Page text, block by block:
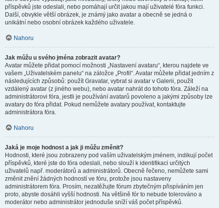
příspěvků jste odeslali, nebo pomáhají určit jakou mají uživatelé fóra funkci.
Další, obvykle větší obrázek, je známý jako avatar a obecně se jedná o
unikátní nebo osobní obrázek každého uživatele.
Nahoru
Jak můžu u svého jména zobrazit avatar?
Avatar můžete přidat pomocí možnosti „Nastavení avataru“, kterou najdete ve
vašem „Uživatelském panelu“ na záložce „Profil“. Avatar můžete přidat jedním z
následujících způsobů: použít Gravatar, vybrat si avatar v Galerii, použít
vzdálený avatar (z jiného webu), nebo avatar nahrát do tohoto fóra. Záleží na
administrátorovi fóra, jestli je používání avatarů povoleno a jakými způsoby lze
avatary do fóra přidat. Pokud nemůžete avatary používat, kontaktujte
administrátora fóra.
Nahoru
Jaká je moje hodnost a jak ji můžu změnit?
Hodnosti, které jsou zobrazeny pod vaším uživatelským jménem, indikují počet
příspěvků, které jste do fóra odeslali, nebo slouží k identifikaci určitých
uživatelů např. moderátorů a administrátorů. Obecně řečeno, nemůžete sami
změnit znění žádných hodností ve fóru, protože jsou nastaveny
administrátorem fóra. Prosím, nezatěžujte fórum zbytečným přispíváním jen
proto, abyste dosáhli vyšší hodnosti. Na většině fór to nebude tolerováno a
moderátor nebo administrátor jednoduše sníží váš počet příspěvků.